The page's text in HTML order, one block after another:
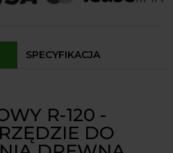
ustalane indywidualnie
uzależniona od produktu.
SPECYFIKACJA
R-120 -
DO